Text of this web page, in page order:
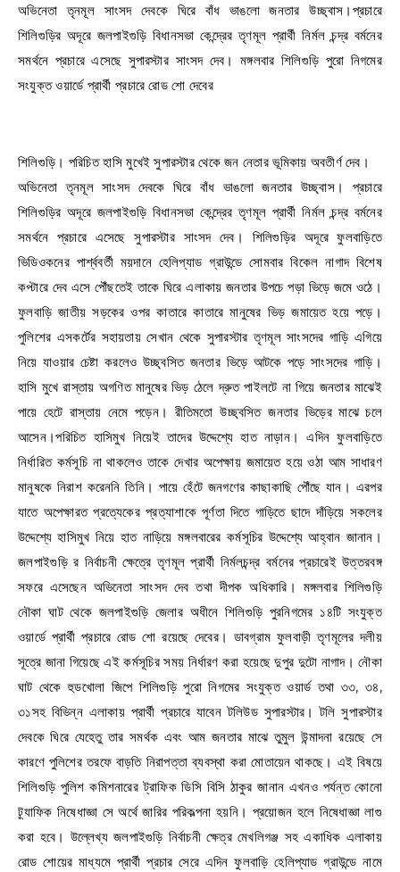
অভিনেতা তৃনমূল সাংসদ দেবকে ঘিরে বাঁধ ভাঙলো জনতার উচ্ছ্বাস।প্রচারে
শিলিগুড়ির অদূরে জলপাইগুড়ি বিধানসভা কেন্দ্রের তৃণমূল প্রার্থী নির্মল চন্দ্র বর্মনের
সমর্থনে প্রচারে এসেছে সুপারস্টার সাংসদ দেব। মঙ্গলবার শিলিগুড়ি পুরো নিগমের
সংযুক্ত ওয়ার্ডে প্রার্থী প্রচারে রোড শো দেবের
শিলিগুড়ি। পরিচিত হাসি মুখেই সুপারস্টার থেকে জন নেতার ভূমিকায় অবতীর্ণ দেব।
অভিনেতা তৃনমূল সাংসদ দেবকে ঘিরে বাঁধ ভাঙলো জনতার উচ্ছ্বাস। প্রচারে
শিলিগুড়ির অদূরে জলপাইগুড়ি বিধানসভা কেন্দ্রের তৃণমূল প্রার্থী নির্মল চন্দ্র বর্মনের
সমর্থনে প্রচারে এসেছে সুপারস্টার সাংসদ দেব। শিলিগুড়ির অদূরে ফুলবাড়িতে
ভিডিওকনের পার্শ্ববর্তী ময়দানে হেলিপ্যাড গ্রাউন্ডে সোমবার বিকেল নাগাদ বিশেষ
কপ্টারে দেব এসে পৌঁছতেই তাকে ঘিরে এলাকায় জনতার উপচে পড়া ভিড়ে জমে ওঠে।
ফুলবাড়ি জাতীয় সড়কের ওপর কাতারে কাতারে মানুষের ভিড় জমায়েত হয়ে পড়ে।
পুলিশের এসকর্টের সহায়তায় সেখান থেকে সুপারস্টার তৃণমূল সাংসদের গাড়ি এগিয়ে
নিয়ে যাওয়ার চেষ্টা করলেও উচ্ছ্বসিত জনতার ভিড়ে আটকে পড়ে সাংসদের গাড়ি।
হাসি মুখে রাস্তায় অগণিত মানুষের ভিড় ঠেলে দ্রুত পাইলটে না গিয়ে জনতার মাঝেই
পায়ে হেটে রাস্তায় নেমে পড়েন। রীতিমতো উচ্ছ্বসিত জনতার ভিড়ের মাঝে চলে
আসেন।পরিচিত হাসিমুখ নিয়েই তাদের উদ্দেশ্যে হাত নাড়ান। এদিন ফুলবাড়িতে
নির্ধারিত কর্মসূচি না থাকলেও তাকে দেখার অপেক্ষায় জমায়েত হয়ে ওঠা আম সাধারণ
মানুষকে নিরাশ করেননি তিনি। পায়ে হেঁটে জনগণের কাছাকাছি পৌঁছে যান। এরপর
যাতে অপেক্ষারত প্রত্যেকের প্রত্যাশাকে পূর্ণতা দিতে গাড়িতে ছাদে দাঁড়িয়ে সকলের
উদ্দেশ্যে হাসিমুখ নিয়ে হাত নাড়িয়ে মঙ্গলবারের কর্মসূচির উদ্দেশ্যে আহ্বান জানান।
জলপাইগুড়ি র নির্বাচনী ক্ষেত্রে তৃণমূল প্রার্থী নির্মলচন্দ্র বর্মনের প্রচারেই উত্তরবঙ্গ
সফরে এসেছেন অভিনেতা সাংসদ দেব তথা দীপক অধিকারি। মঙ্গলবার শিলিগুড়ি
নৌকা ঘাট থেকে জলপাইগুড়ি জেলার অধীনে শিলিগুড়ি পুরনিগমের ১৪টি সংযুক্ত
ওয়ার্ডে প্রার্থী প্রচারে রোড শো রয়েছে দেবের। ডাবগ্রাম ফুলবাড়ী তৃণমূলের দলীয়
সূত্রে জানা গিয়েছে এই কর্মসূচির সময় নির্ধারণ করা হয়েছে দুপুর দুটো নাগাদ। নৌকা
ঘাট থেকে হুডখোলা জিপে শিলিগুড়ি পুরো নিগমের সংযুক্ত ওয়ার্ড তথা ৩৩, ৩৪,
৩১সহ বিভিন্ন এলাকায় প্রার্থী প্রচারে যাবেন টলিউড সুপারস্টার। টলি সুপারস্টার
দেবকে ঘিরে যেহেতু তার সমর্থক এবং আম জনতার মাঝে তুমুল উন্মাদনা রয়েছে সে
কারণে পুলিশের তরফে বাড়তি নিরাপত্তা ব্যবস্থা করা মোতায়েন থাকছে। এই বিষয়ে
শিলিগুড়ি পুলিশ কমিশনারের ট্রাফিক ডিসি বিসি ঠাকুর জানান এখনও পর্যন্ত কোনো
ট্র্যাফিক নিষেধাজ্ঞা সে অর্থে জারির পরিকল্পনা হয়নি। প্রয়োজন হলে নিষেধাজ্ঞা লাগু
করা হবে। উল্লেখ্য জলপাইগুড়ি নির্বাচনী ক্ষেত্র মেখলিগঞ্জ সহ একাধিক এলাকায়
রোড শোয়ের মাধ্যমে প্রার্থী প্রচার সেরে এদিন ফুলবাড়ি হেলিপ্যাড গ্রাউন্ডে নামে